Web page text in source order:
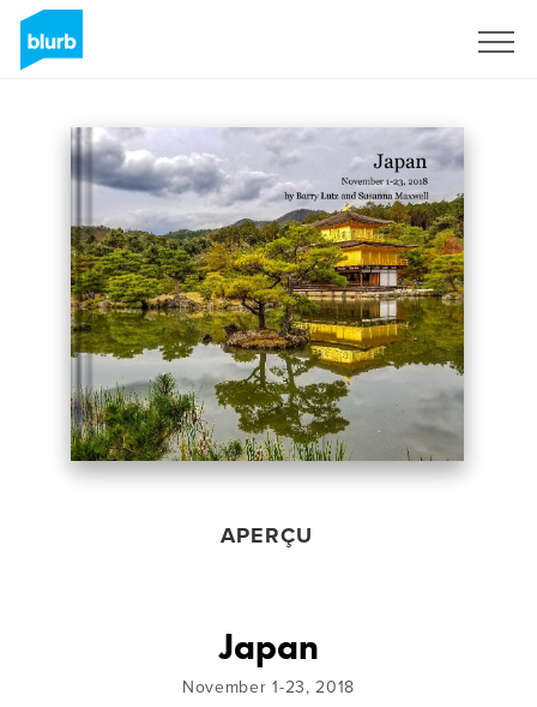
APERÇU
Japan
November 1-23, 2018